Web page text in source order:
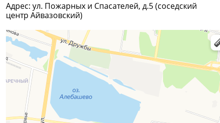
Адрес: ул. Пожарных и Спасателей, д.5 (соседский
центр Айвазовский)